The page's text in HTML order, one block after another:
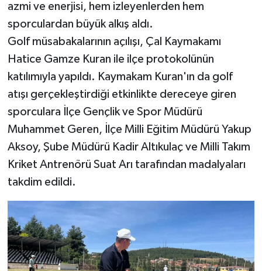
azmi ve enerjisi, hem izleyenlerden hem
sporculardan büyük alkış aldı.
Golf müsabakalarının açılışı, Çal Kaymakamı
Hatice Gamze Kuran ile ilçe protokolünün
katılımıyla yapıldı. Kaymakam Kuran'ın da golf
atışı gerçekleştirdiği etkinlikte dereceye giren
sporculara İlçe Gençlik ve Spor Müdürü
Muhammet Geren, İlçe Milli Eğitim Müdürü Yakup
Aksoy, Şube Müdürü Kadir Altıkulaç ve Milli Takım
Kriket Antrenörü Suat Arı tarafından madalyaları
takdim edildi.